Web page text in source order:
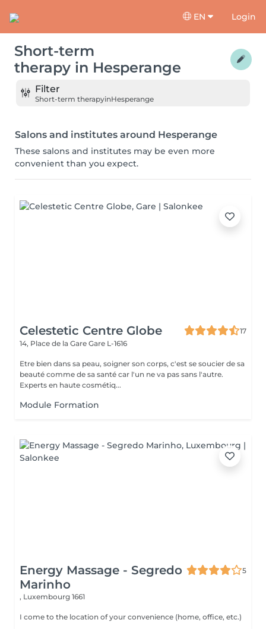
EN Login
Short-term
therapy in Hesperange
Filter
Short-term therapyinHesperange
Salons and institutes around Hesperange
These salons and institutes may be even more
convenient than you expect.
Celestetic Centre Globe
17
14, Place de la Gare Gare L-1616
Etre bien dans sa peau, soigner son corps, c'est se soucier de sa
beauté comme de sa santé car l'un ne va pas sans l'autre.
Experts en haute cosmétiq...
Module Formation
Energy Massage - Segredo
Marinho
5
, Luxembourg 1661
I come to the location of your convenience (home, office, etc.)